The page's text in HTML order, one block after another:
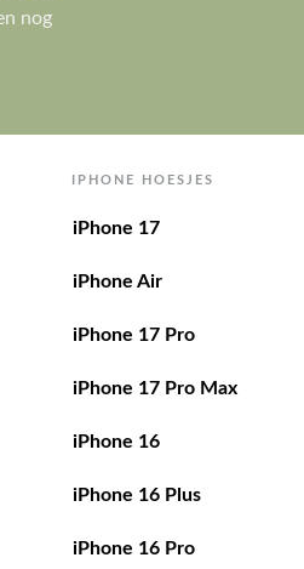
nog
IPHONE HOESJES
iPhone 17
iPhone Air
iPhone 17 Pro
iPhone 17 Pro Max
iPhone 16
iPhone 16 Plus
iPhone 16 Pro